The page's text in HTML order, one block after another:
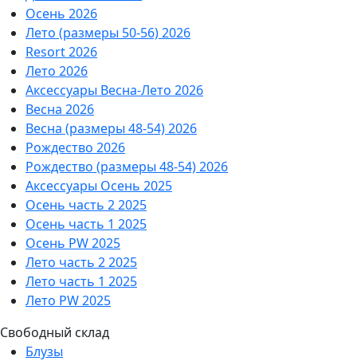
Осень 2026
Лето (размеры 50-56) 2026
Resort 2026
Лето 2026
Аксессуары Весна-Лето 2026
Весна 2026
Весна (размеры 48-54) 2026
Рождество 2026
Рождество (размеры 48-54) 2026
Аксессуары Осень 2025
Осень часть 2 2025
Осень часть 1 2025
Осень PW 2025
Лето часть 2 2025
Лето часть 1 2025
Лето PW 2025
Свободный склад
Блузы